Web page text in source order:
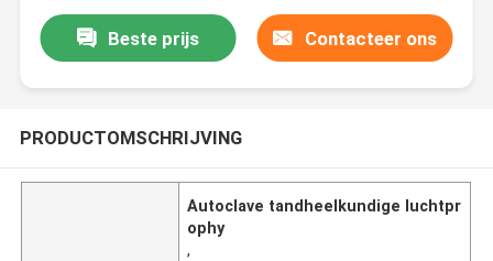
Beste prijs Contacteer ons
PRODUCTOMSCHRIJVING
Autoclave tandheelkundige luchtpr
ophy
,